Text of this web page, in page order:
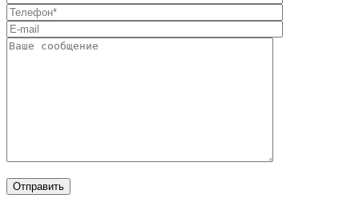
Отправить